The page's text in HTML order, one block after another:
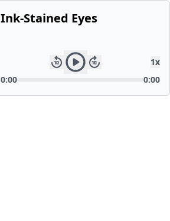
Ink-Stained Eyes
1x
0:00
0:00